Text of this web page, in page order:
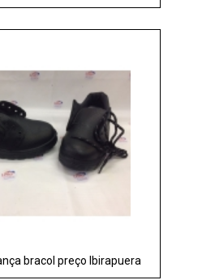
bracol preço Ibirapuera